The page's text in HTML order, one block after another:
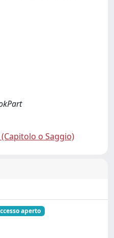
o Saggio)
aperto